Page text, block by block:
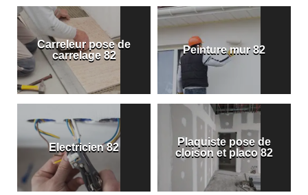
Carreleur pose de
carrelage 82
Peinture mur 82
Electricien 82
Plaquiste pose de
cloison et placo 82